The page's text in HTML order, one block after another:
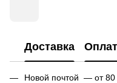
Доставка
Новой почтой — от 80